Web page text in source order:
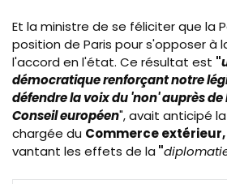
Et la ministre de se féliciter que la
position de Paris pour s'opposer à
l'accord en l'état. Ce résultat est "
démocratique renforçant notre
défendre la voix du 'non' auprès
Conseil européen", avait anticipé
chargée du Commerce extérieur,
vantant les effets de la "